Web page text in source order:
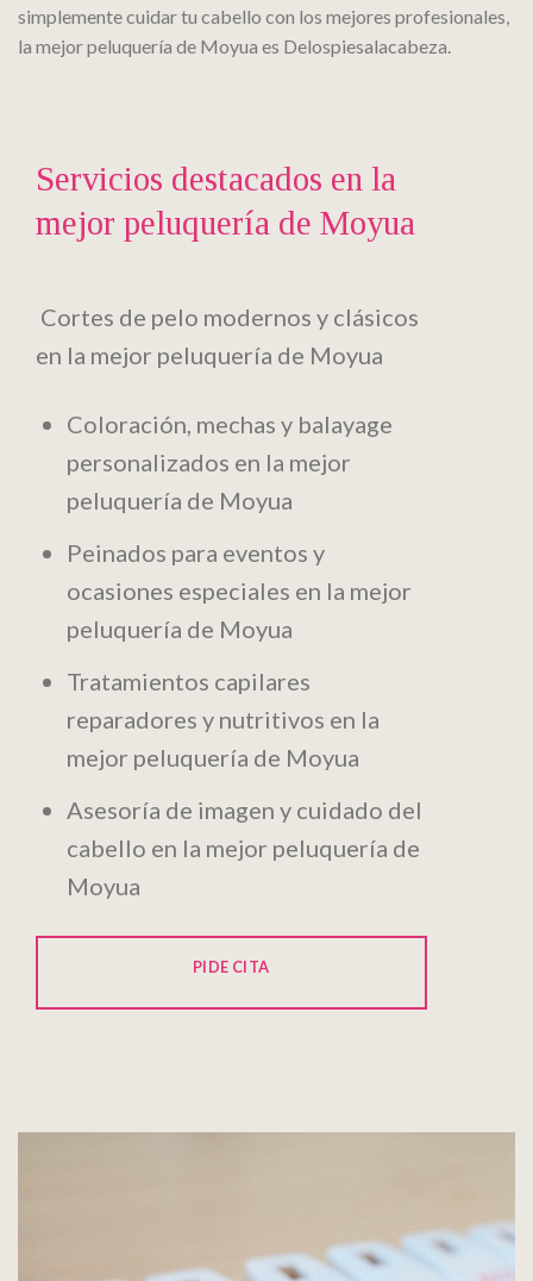
simplemente cuidar tu cabello con los mejores profesionales,
la mejor peluquería de Moyua es Delospiesalacabeza.
Servicios destacados en la
mejor peluquería de Moyua
Cortes de pelo modernos y clásicos
en la mejor peluquería de Moyua
Coloración, mechas y balayage
personalizados en la mejor
peluquería de Moyua
Peinados para eventos y
ocasiones especiales en la mejor
peluquería de Moyua
Tratamientos capilares
reparadores y nutritivos en la
mejor peluquería de Moyua
Asesoría de imagen y cuidado del
cabello en la mejor peluquería de
Moyua
PIDE CITA